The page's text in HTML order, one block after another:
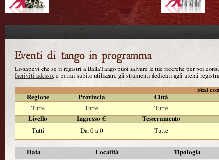
Lo sapevi che se ti registri a BallaTango puoi salvare le tue ricerche per poi
Iscriviti adesso, e potrai subito utilizzare gli strumenti dedicati agli utenti
Stai
Regione
Provincia
Città
Tutte
Tutte
Tutte
Livello
Ingresso €
Tesseramento
Tutti
Da: 0 a 0 Tutte
Data Località Tipologia